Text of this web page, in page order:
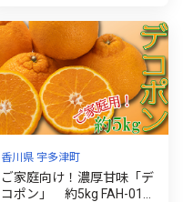
香川県 宇多津町
ご家庭向け！濃厚甘味「デ
コポン」 約5kg FAH-014